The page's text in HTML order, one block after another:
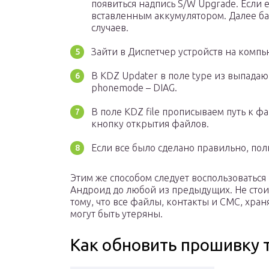
появиться надпись S/W Upgrade. Если
вставленным аккумулятором. Далее
случаев.
Зайти в Диспетчер устройств на
В KDZ Updater в поле type из
phonemode – DIAG.
В поле KDZ file прописываем путь к
кнопку открытия файлов.
Если все было сделано правильно,
Этим же способом следует
Андроид до любой из предыдущих. Не
тому, что все файлы, контакты и СМС,
могут быть утеряны.
Как обновить прошивку